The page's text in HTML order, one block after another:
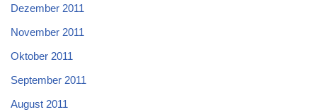
Dezember 2011
November 2011
Oktober 2011
September 2011
August 2011